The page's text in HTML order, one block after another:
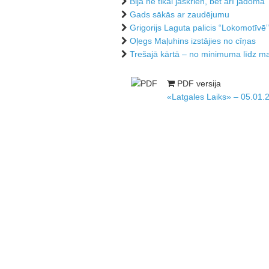
Gads sākās ar zaudējumu
Grigorijs Laguta palicis “Lokomotīvē”
Oļegs Maļuhins izstājies no cīņas
Trešajā kārtā – no minimuma līdz
PDF versija
«Latgales Laiks» –